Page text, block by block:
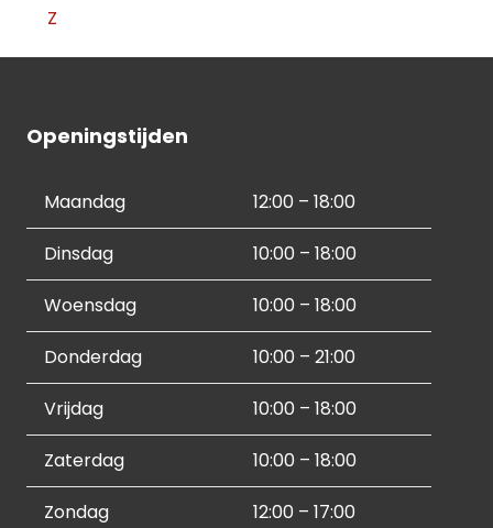
Z
Openingstijden
Maandag 12:00 – 18:00
Dinsdag 10:00 – 18:00
Woensdag 10:00 – 18:00
Donderdag 10:00 – 21:00
Vrijdag 10:00 – 18:00
Zaterdag 10:00 – 18:00
Zondag 12:00 – 17:00